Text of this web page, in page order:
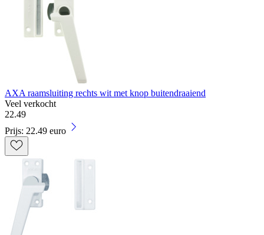
AXA raamsluiting rechts wit met knop buitendraaiend
Veel verkocht
22.49
Prijs: 22.49 euro